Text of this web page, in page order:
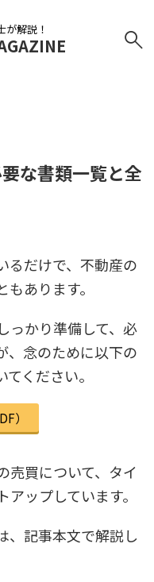
が解説！
な書類一覧と全
るだけで、不動産の
あります。
っかり準備して、必
、念のために以下の
ください。
）
売買について、タイ
ップしています。
、記事本文で解説し